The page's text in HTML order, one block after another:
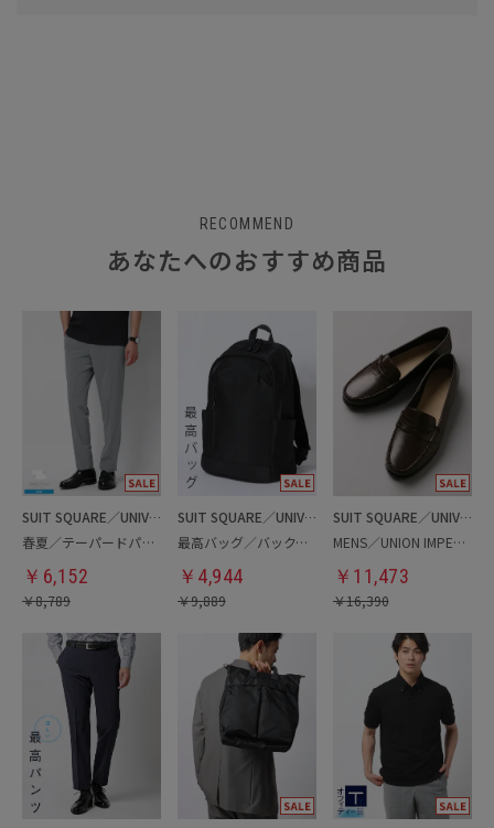
RECOMMEND
あなたへのおすすめ商品
SUIT SQUARE／UNIVERSAL LANGUAGE
春夏／テーパードパンツ
￥ 6,152
￥8,789
SUIT SQUARE／UNIVERSAL LANGUAGE
最高バッグ／バックパック
￥ 4,944
￥9,889
SUIT SQUARE／UNIVERSAL LANGUAGE
MENS／UNION IMPERIAL監修／コインローファー
￥ 11,473
￥16,390